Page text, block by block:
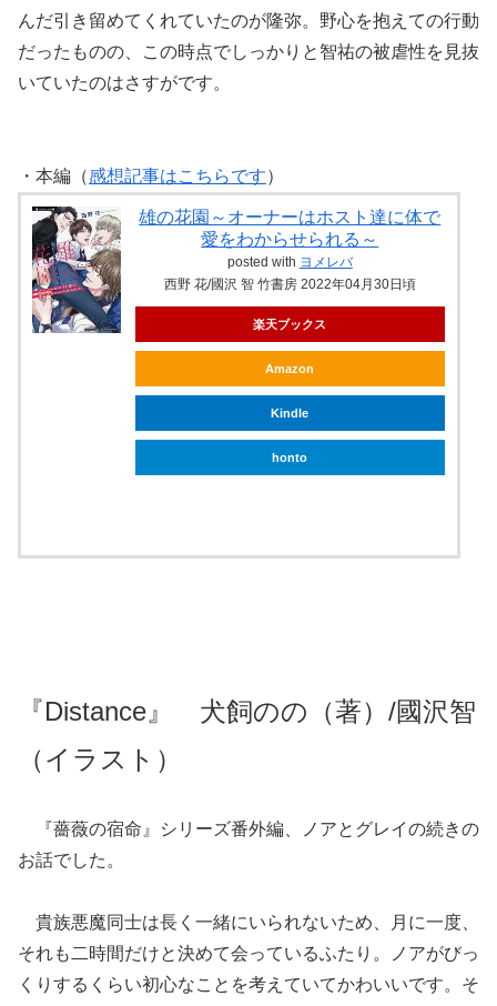
んだ引き留めてくれていたのが隆弥。野心を抱えての行動
だったものの、この時点でしっかりと智祐の被虐性を見抜
いていたのはさすがです。
・本編（感想記事はこちらです）
雄の花園～オーナーはホスト達に体で
愛をわからせられる～
posted with ヨメレバ
西野 花/國沢 智 竹書房 2022年04月30日頃
楽天ブックス
Amazon
Kindle
honto
『Distance』 犬飼のの（著）/國沢智
（イラスト）
『薔薇の宿命』シリーズ番外編、ノアとグレイの続きの
お話でした。
貴族悪魔同士は長く一緒にいられないため、月に一度、
それも二時間だけと決めて会っているふたり。ノアがびっ
くりするくらい初心なことを考えていてかわいいです。そ